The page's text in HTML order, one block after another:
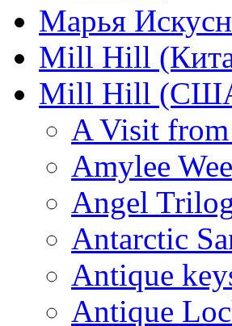
Марья
Mill Hill
Mill Hill
A Visit
Amylee
Angel
Antarctic
Antique
Antique